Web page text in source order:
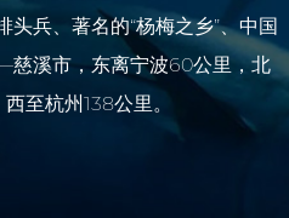
头兵、著名的“杨梅之乡”、中国
溪市，东离宁波60公里，北
至杭州138公里。